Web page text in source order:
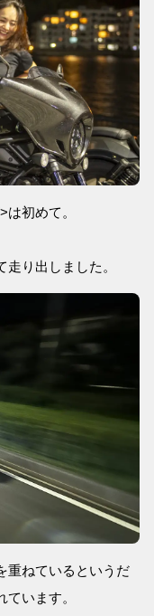
初めて。
り出しました。
重ねているというだ
います。